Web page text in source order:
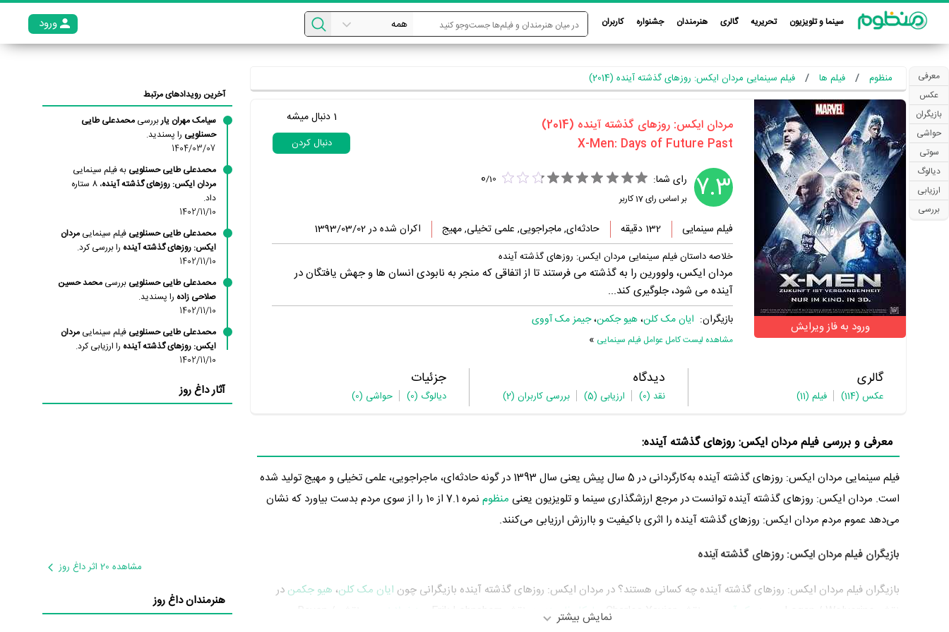
سینما و تلویزیون تحریریه گالری هنرمندان جشنواره کاربران ورود
معرفی
عکس
بازیگران
حواشی
سوتی
دیالوگ
ارزیابی
بررسی
منظوم فیلم ها فیلم سینمایی مردان ایکس: روزهای گذشته آینده (2014)
ورود به فاز ویرایش
‏مردان ایکس: روزهای گذشته آینده‏ (2014)
1 دنبال میشه
دنبال کردن
7.3 رای شما: 0/10
بر اساس رای17کاربر
فیلم سینمایی 132 دقیقه حادثه‌ای, ماجراجویی, علمی تخیلی, مهیج اکران شده در 1393/03/02
خلاصه داستان فیلم سینمایی مردان ایکس: روزهای گذشته آینده
مردان ایکس، ولوورین را به گذشته می فرستند تا از اتفاقی که منجر به نابودی انسان ها و جهش یافتگان در
آینده می شود، جلوگیری کند...
بازیگران: ایان مک کلن،هیو جکمن،جیمز مک آووی
مشاهده لیست کامل عوامل فیلم سینمایی »
گالری
عکس (114) فیلم (11)
دیدگاه
نقد (0) ارزیابی (5) بررسی کاربران (2)
جزئیات
دیالوگ (0) حواشی (0)
معرفی و بررسی فیلم مردان ایکس: روزهای گذشته آینده:
فیلم سینمایی مردان ایکس: روزهای گذشته آینده به‌کارگردانی در 5 سال پیش یعنی سال 1393 در گونه حادثه‌ای، ماجراجویی، علمی تخیلی و مهیج تولید شده
است. مردان ایکس: روزهای گذشته آینده توانست در مرجع ارزشگذاری سینما و تلویزیون یعنی منظوم
نمره 7.1 از 10 را از سوی مردم بدست بیاورد که نشان
می‌دهد عموم مردم مردان ایکس: روزهای گذشته آینده را اثری باکیفیت و باارزش ارزیابی می‌کنند.
بازیگران فیلم مردان ایکس: روزهای گذشته آینده
بازیگران فیلم مردان ایکس: روزهای گذشته آینده چه کسانی هستند؟ در مردان ایکس: روزهای گذشته آینده بازیگرانی چون ایان مک کلن، هیو جکمن در
مایکل فاسبندر
نمایش بیشتر
آخرین رویدادهای مرتبط
سیامک مهران یاربررسی محمدعلی طایی
حسنلویی را پسندید.
1404/03/07
محمدعلی طایی حسنلویی به فیلم سینمایی
مردان ایکس: روزهای گذشته آینده
، 8 ستاره
داد.
1402/11/10
محمدعلی طایی حسنلویی فیلم سینمایی مردان
ایکس: روزهای گذشته آینده را بررسی کرد.
1402/11/10
محمدعلی طایی حسنلویی بررسی محمد حسین
صلاحی زاده را پسندید.
1402/11/10
محمدعلی طایی حسنلویی فیلم سینمایی مردان
ایکس: روزهای گذشته آینده را ارزیابی کرد.
1402/11/10
آثار داغ روز
مشاهده 20 اثر داغ روز
هنرمندان داغ روز